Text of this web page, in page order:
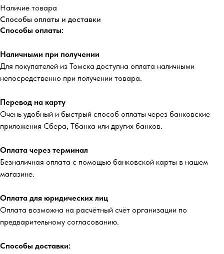
Наличие товара
Способы оплаты и доставки
Способы оплаты:
Наличными при получении
Для покупателей из Томска доступна оплата наличными
непосредственно при получении товара.
Перевод на карту
Очень удобный и быстрый способ оплаты через банковские
приложения Сбера, Тбанка или других банков.
Оплата через терминал
Безналичная оплата с помощью банковской карты в нашем
магазине.
Оплата для юридических лиц
Оплата возможна на расчётный счёт организации по
предварительному согласованию.
Способы доставки: